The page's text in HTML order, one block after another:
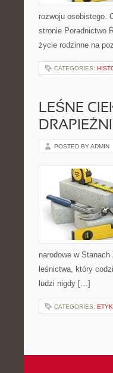
rozwoju osobistego.
stronie Poradnictwo
życie rodzinne na
CATEGORIES:
LEŚNE
POSTED BY ADMIN
narodowe w
leśnictwa, który
ludzi nigdy […]
CATEGORIES: